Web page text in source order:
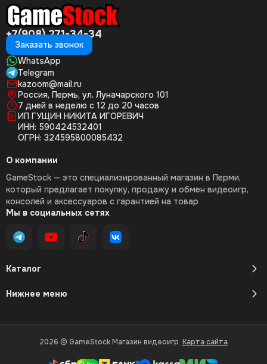
+7(908) 271-34-34
Заказать звонок
WhatsApp
Telegram
kazoom@mail.ru
Россия, Пермь, ул. Луначарского 101
7 дней в неделю с 12 до 20 часов
ИП ГУЩИН НИКИТА ИГОРЕВИЧ
ИНН: 590424532401
ОГРН: 324595800085432
Каталог
Нижнее меню
О компании
GameStock — это специализированный магазин в Перми,
который предлагает покупку, продажу и обмен видеоигр,
консолей и аксессуаров с гарантией на товар
Мы в социальных сетях
2026 © GameStock Магазин видеоигр. Карта сайта